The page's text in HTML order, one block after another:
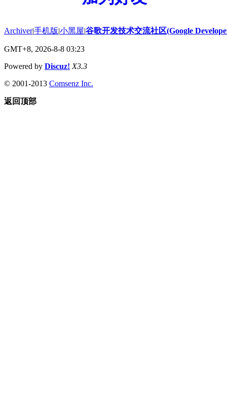
Archiver|手机版|小黑屋|谷歌开发技术交流社区(Google
GMT+8, 2026-8-8 03:23
Powered by Discuz! X3.3
© 2001-2013 Comsenz Inc.
返回顶部